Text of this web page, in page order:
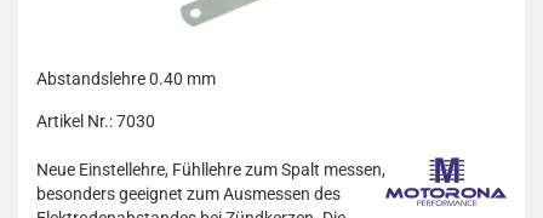
Abstandslehre 0.40 mm
Artikel Nr.: 7030
Neue Einstellehre, Fühllehre zum Spalt messen,
besonders geeignet zum Ausmessen des